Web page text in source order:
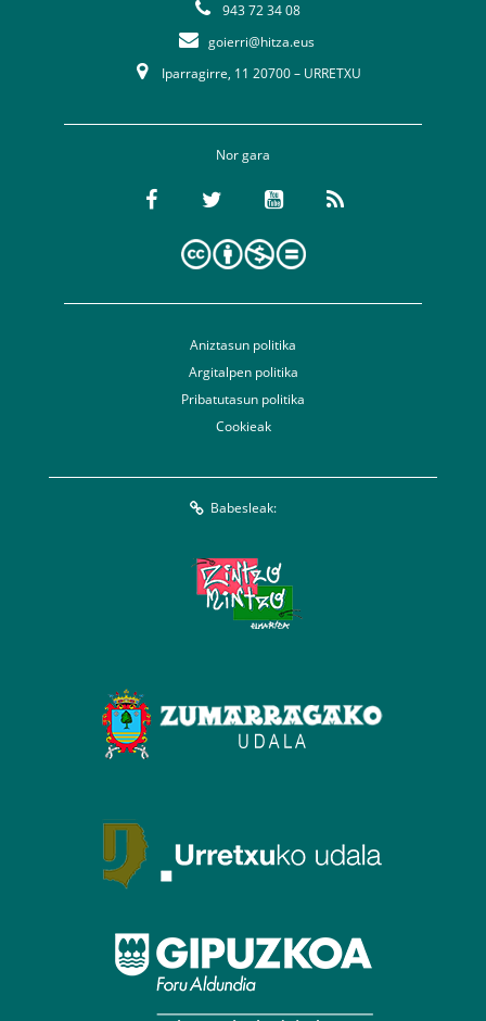
943 72 34 08
goierri@hitza.eus
Iparragirre, 11 20700 – URRETXU
Nor gara
Aniztasun politika
Argitalpen politika
Pribatutasun politika
Cookieak
Babesleak: